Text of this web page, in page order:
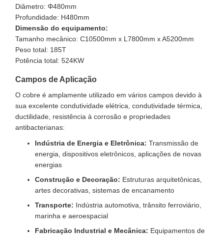
Diâmetro: Φ480mm
Profundidade: H480mm
Dimensão do equipamento:
Tamanho mecânico: C10500mm x L7800mm x A5200mm
Peso total: 185T
Potência total: 524KW
Campos de Aplicação
O cobre é amplamente utilizado em vários campos devido à
sua excelente condutividade elétrica, condutividade térmica,
ductilidade, resistência à corrosão e propriedades
antibacterianas:
Indústria de Energia e Eletrônica: Transmissão de
energia, dispositivos eletrônicos, aplicações de novas
energias
Construção e Decoração: Estruturas arquitetônicas,
artes decorativas, sistemas de encanamento
Transporte: Indústria automotiva, trânsito ferroviário,
marinha e aeroespacial
Fabricação Industrial e Mecânica: Equipamentos de